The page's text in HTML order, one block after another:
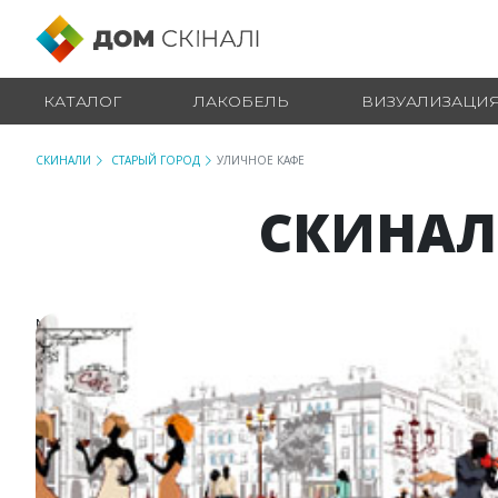
КАТАЛОГ ЛАКОБЕЛЬ
СКИНАЛИ СТАРЫЙ ГОРОД УЛИЧНОЕ КАФЕ
№ 17648